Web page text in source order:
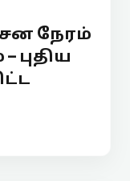
நேரம்
புதிய